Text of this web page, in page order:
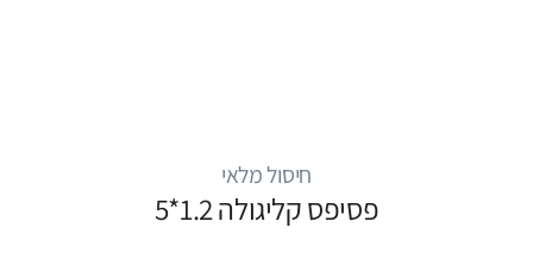
חיסול מלאי
פסיפס קליגולה 1.2*5